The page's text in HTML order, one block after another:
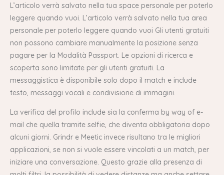
L’articolo verrà salvato nella tua space personale per poterlo
leggere quando vuoi. L’articolo verrà salvato nella tua area
personale per poterlo leggere quando vuoi Gli utenti gratuiti
non possono cambiare manualmente la posizione senza
pagare per la Modalità Passport. Le opzioni di ricerca e
scoperta sono limitate per gli utenti gratuiti. La
messaggistica è disponibile solo dopo il match e include
testo, messaggi vocali e condivisione di immagini.
La verifica del profilo include sia la conferma by way of e-
mail che quella tramite selfie, che diventa obbligatoria dopo
alcuni giorni. Grindr e Meetic invece risultano tra le migliori
applicazioni, se non si vuole essere vincolati a un match, per
iniziare una conversazione. Questo grazie alla presenza di